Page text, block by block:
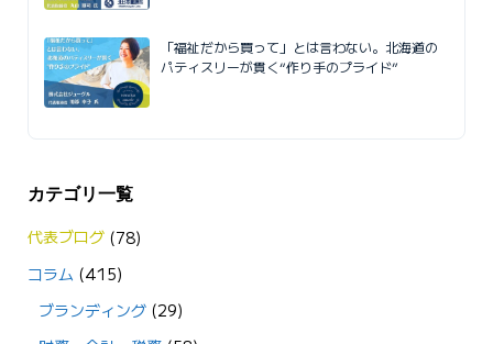
「福祉だから買って」とは言わない。北海道の
パティスリーが貫く“作り手のプライド”
カテゴリ一覧
代表ブログ(78)
コラム (415)
ブランディング (29)